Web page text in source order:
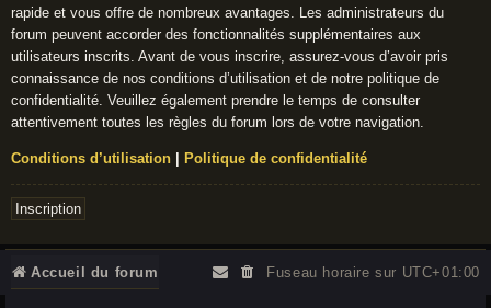
rapide et vous offre de nombreux avantages. Les administrateurs du
forum peuvent accorder des fonctionnalités supplémentaires aux
utilisateurs inscrits. Avant de vous inscrire, assurez-vous d’avoir pris
connaissance de nos conditions d’utilisation et de notre politique de
confidentialité. Veuillez également prendre le temps de consulter
attentivement toutes les règles du forum lors de votre navigation.
Conditions d’utilisation Politique de confidentialité
Inscription
Accueil du forum Fuseau horaire sur UTC+01:00